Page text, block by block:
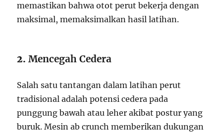
memastikan bahwa otot perut bekerja dengan
maksimal, memaksimalkan hasil latihan.
2.Mencegah Cedera
Salah satu tantangan dalam latihan perut
tradisional adalah potensi cedera pada
punggung bawah atau leher akibat postur yang
buruk. Mesin ab crunch memberikan dukungan